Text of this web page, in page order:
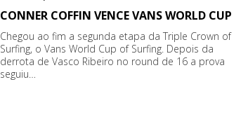
CONNER COFFIN VENCE VANS WORLD CUP
Chegou ao fim a segunda etapa da Triple Crown of
Surfing, o Vans World Cup of Surfing. Depois da
derrota de Vasco Ribeiro no round de 16 a prova
seguiu…